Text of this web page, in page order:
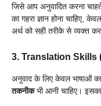
जिसे आप अनुवादित करना
का गहरा ज्ञान होना चाहिए,
अर्थ को सही तरीके से व्यक्त
3. Translation Skills
अनुवाद के लिए केवल भाषाओं का
तकनीकभी आनी चाहिए।